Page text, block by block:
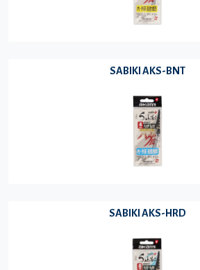
SABIKI AKS-BNT
SABIKI AKS-HRD